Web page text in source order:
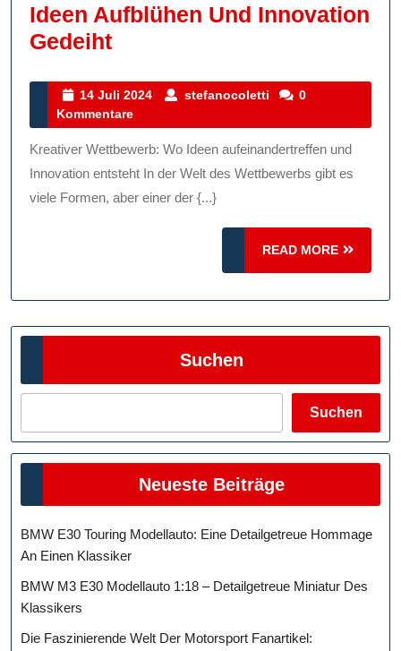
Ideen Aufblühen Und Innovation
GedeihtKreativer
Wo
Ideen
Aufblühen
Und
Innovation
14 Juli 2024
14
2024
stefanocoletti stefanocoletti
0
Kommentare
Kreativer Wettbewerb: Wo Ideen aufeinandertreffen und
Innovation entsteht In der Welt des Wettbewerbs gibt es
viele Formen, aber einer der {...}
READ MORE
READ
MORE
Suchen
Suchen
Neueste Beiträge
BMW E30 Touring Modellauto: Eine Detailgetreue Hommage
An Einen Klassiker
BMW M3 E30 Modellauto 1:18 – Detailgetreue Miniatur Des
Klassikers
Die Faszinierende Welt Der Motorsport Fanartikel: